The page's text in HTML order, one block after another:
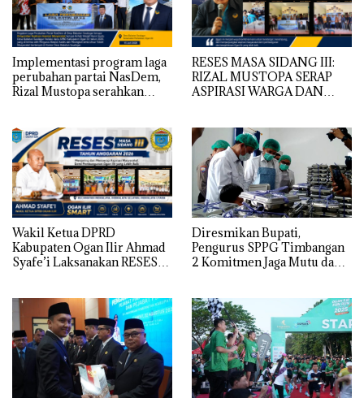
Implementasi program laga
perubahan partai NasDem,
Rizal Mustopa serahkan
RESES MASA SIDANG III:
RIZAL MUSTOPA SERAP
ASPIRASI WARGA DAN
HUDA
Wakil Ketua DPRD
Kabupaten Ogan Ilir Ahmad
Syafe’i Laksanakan RESES
Langsung Aspirasi
Masyarakat
Diresmikan Bupati,
Pengurus SPPG Timbangan
2 Komitmen Jaga Mutu dan